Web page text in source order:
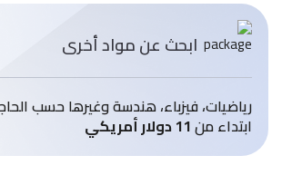
ابحث عن مواد أخرى
رياضيات، فيزباء، هندسة وغيرها حسب
ابتداء من11 دولار أمريكي